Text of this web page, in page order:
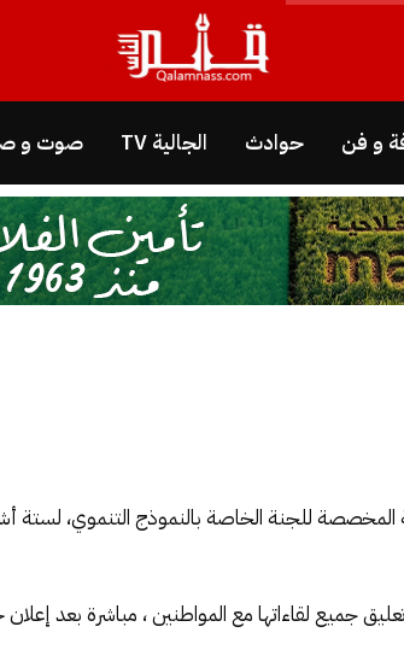
و فن حوادث الجالية TV صوت و
جميع لقاءاتها مع المواطنين ، مباشرة بعد